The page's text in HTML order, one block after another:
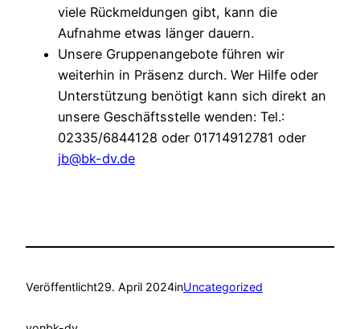
viele Rückmeldungen gibt, kann die
Aufnahme etwas länger dauern.
Unsere Gruppenangebote führen wir
weiterhin in Präsenz durch. Wer Hilfe oder
Unterstützung benötigt kann sich direkt an
unsere Geschäftsstelle wenden: Tel.:
02335/6844128 oder 01714912781 oder
jb@bk-dv.de
Veröffentlicht29. April 2024inUncategorized